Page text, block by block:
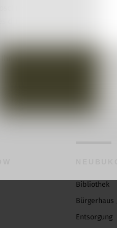
zu werben – dies
durch die Stadtverwaltung
gerne zur Verfügung – Tel.
Bibliothek
Bürgerhaus
Entsorgung